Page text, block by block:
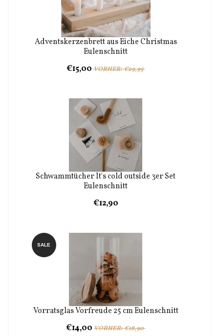
Adventskerzenbrett aus Eiche Christmas
Eulenschnitt
€15,00 VORHER: €29,95
Schwammtücher It's cold outside 3er Set
Eulenschnitt
€12,90
Vorratsglas Vorfreude 25 cm Eulenschnitt
SALE
€14,00 VORHER: €18,90